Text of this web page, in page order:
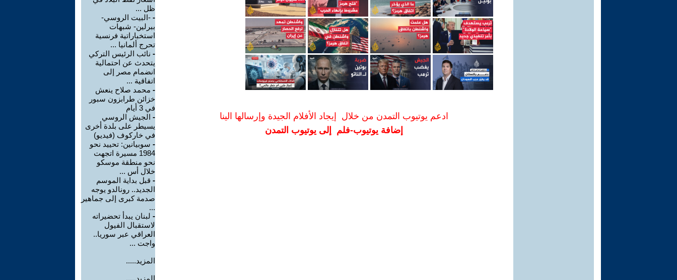
ادعم يوتيوب التمدن من خلال إيجاد الأفلام الجيدة وإرسالها الينا
إضافة يوتيوب-فلم إلى يوتيوب التمدن
ظل ...
- -البيت الروسي-
ببرلين- شبهات
استخباراتية فرنسية
تحرج ألمانيا ...
- نائب الرئيس التركي
يتحدث عن احتمالية
انضمام مصر إلى
اتفاقية ...
- محمد صلاح ينعش
خزائن طرابزون سبور
في 3 أيام
- الجيش الروسي
يسيطر على بلدة أخرى
في خاركوف (فيديو)
- سوبيانين: تحييد نحو
1984 مسيرة اتجهت
نحو منطقة موسكو
خلال أس ...
- قبل بداية الموسم
الجديد.. رونالدو يوجه
صدمة كبرى إلى جماهير
...
- لبنان يبدأ تحضيراته
لاستقبال الفيول
العراقي عبر سوريا..
واجت ...
المزيد.....
المزيد.....